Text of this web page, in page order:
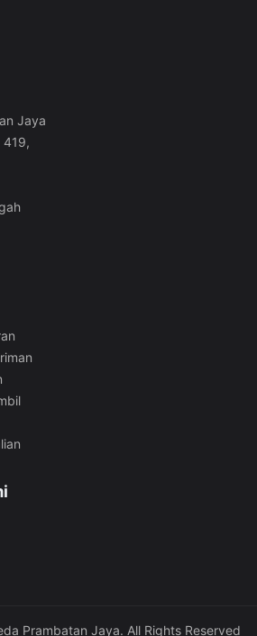
Jaya
419,
Prambatan Jaya. All Rights Reserved